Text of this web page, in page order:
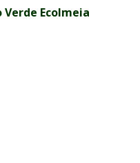
Verde Ecolmeia